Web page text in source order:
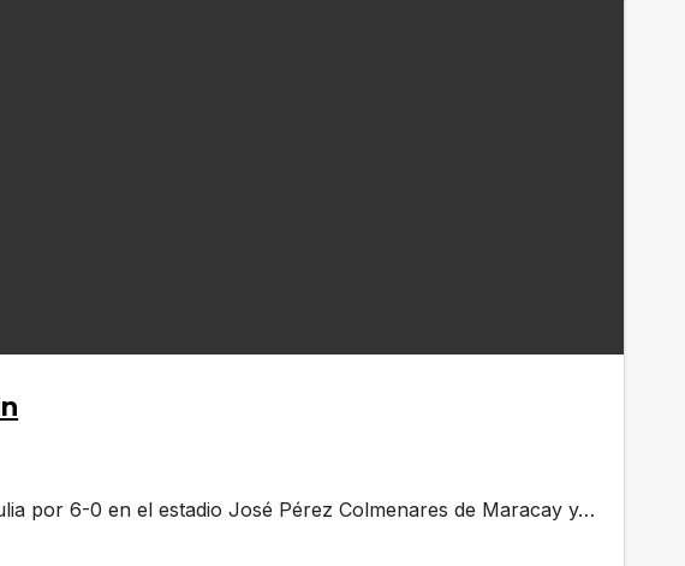
por 6-0 en el estadio José Pérez Colmenares de Maracay y…